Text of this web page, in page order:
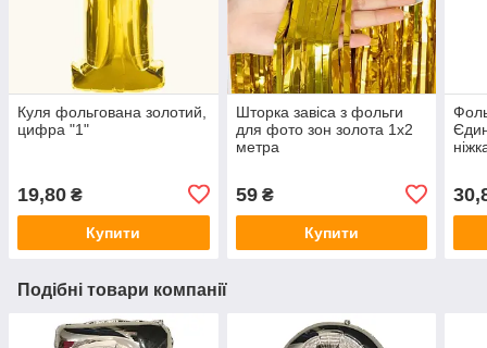
Куля фольгована золотий,
цифра "1"
19,80 ₴
Купити
Шторка завіса з фольги
для фото зон золота 1х2
метра
59₴
Купити
Подібні товари компанії